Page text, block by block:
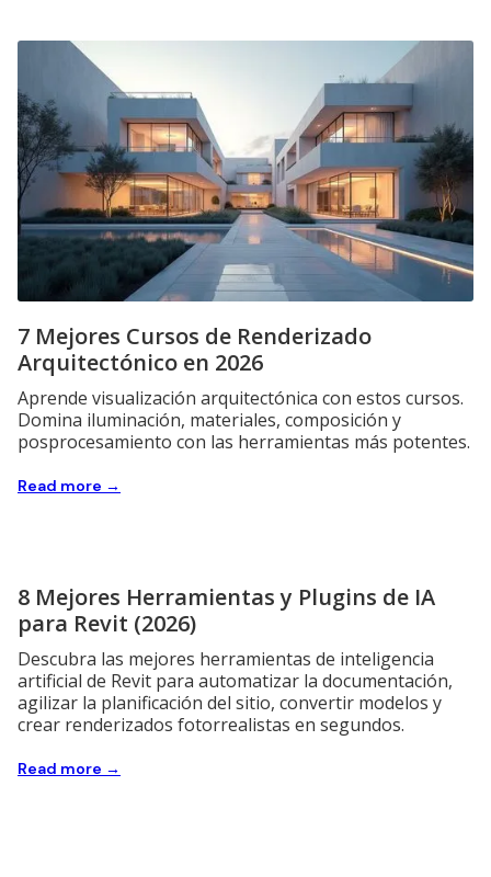
7 Mejores Cursos de Renderizado
Arquitectónico en 2026
Aprende visualización arquitectónica con estos cursos.
Domina iluminación, materiales, composición y
posprocesamiento con las herramientas más potentes.
Read more →
8 Mejores Herramientas y Plugins de IA
para Revit (2026)
Descubra las mejores herramientas de inteligencia
artificial de Revit para automatizar la documentación,
agilizar la planificación del sitio, convertir modelos y
crear renderizados fotorrealistas en segundos.
Read more →